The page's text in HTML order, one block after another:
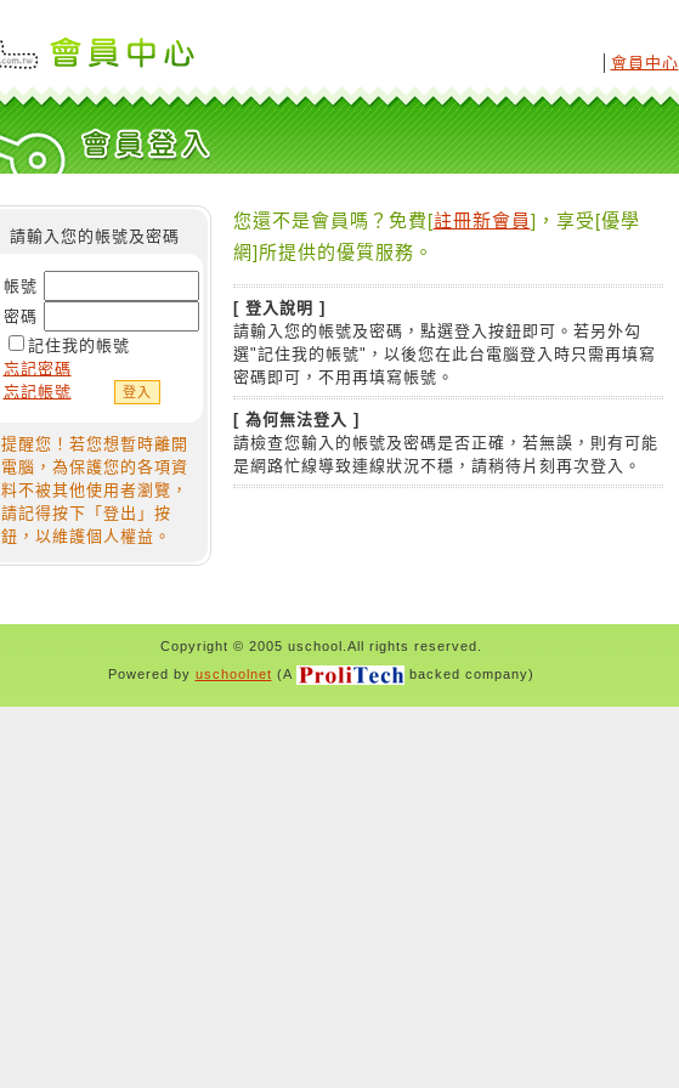
會員中心
請輸入您的帳號及密碼
帳號
密碼
記住我的帳號
忘記密碼
忘記帳號
提醒您！若您想暫時離開
電腦，為保護您的各項資
料不被其他使用者瀏覽，
請記得按下「登出」按
鈕，以維護個人權益。
您還不是會員嗎？免費[註冊新會員]，享受[優學
網]所提供的優質服務。
[ 登入說明 ]
請輸入您的帳號及密碼，點選登入按鈕即可。若另外勾
選"記住我的帳號"，以後您在此台電腦登入時只需再填寫
密碼即可，不用再填寫帳號。
[ 為何無法登入 ]
請檢查您輸入的帳號及密碼是否正確，若無誤，則有可能
是網路忙線導致連線狀況不穩，請稍待片刻再次登入。
Copyright © 2005 uschool.All rights reserved.
Powered by uschoolnet (A backed company)